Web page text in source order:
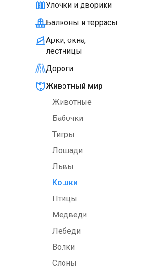
Улочки и дворики
Балконы и террасы
Арки, окна,
лестницы
Дороги
Животный мир
Животные
Бабочки
Тигры
Лошади
Львы
Кошки
Птицы
Медведи
Лебеди
Волки
Слоны